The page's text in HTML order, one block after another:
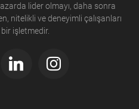
lider olmayı, daha sonra
nitelikli ve deneyimli çalışanları
işletmedir.